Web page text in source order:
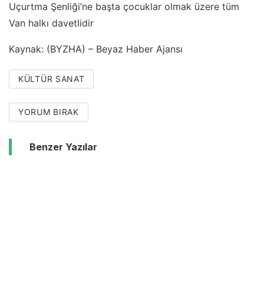
Uçurtma Şenliği’ne başta çocuklar olmak üzere tüm
Van halkı davetlidir
Kaynak: (BYZHA) – Beyaz Haber Ajansı
KÜLTÜR SANAT
YORUM BIRAK
Benzer Yazılar